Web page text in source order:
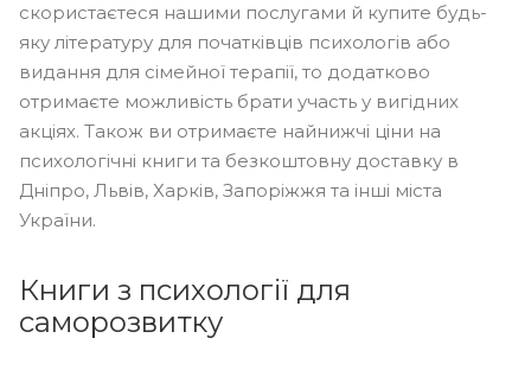
скористаєтеся нашими послугами й купите будь-
яку літературу для початківців психологів або
видання для сімейної терапії, то додатково
отримаєте можливість брати участь у вигідних
акціях. Також ви отримаєте найнижчі ціни на
психологічні книги та безкоштовну доставку в
Дніпро, Львів, Харків, Запоріжжя та інші міста
України.
Книги з психології для
саморозвитку